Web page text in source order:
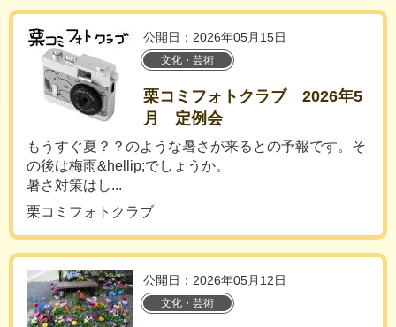
公開日：2026年05月15日
文化・芸術
栗コミフォトクラブ 2026年5
月 定例会
もうすぐ夏？？のような暑さが来るとの予報です。そ
の後は梅雨&hellip;でしょうか。
暑さ対策はし...
栗コミフォトクラブ
公開日：2026年05月12日
文化・芸術